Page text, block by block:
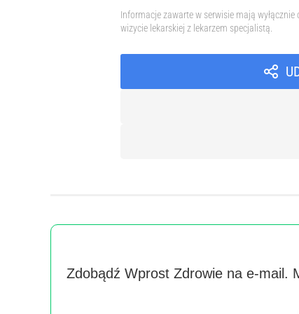
Informacje zawarte w serwisie mają
wizycie lekarskiej z lekarzem specjalistą.
Zdobądź Wprost Zdrowie na e-mail.